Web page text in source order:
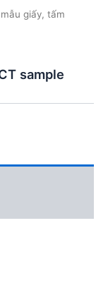
giấy, tấm
sample